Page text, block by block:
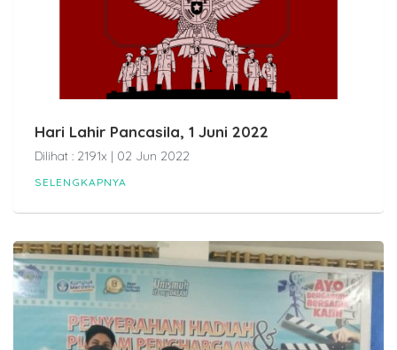
Hari Lahir Pancasila, 1 Juni 2022
Dilihat : 2191x | 02 Jun 2022
SELENGKAPNYA